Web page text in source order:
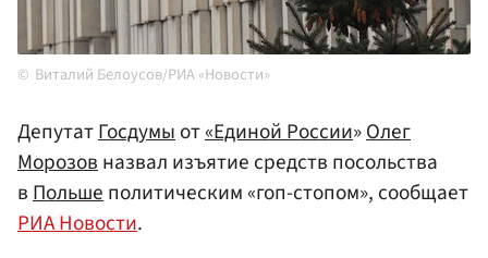
Виталий Белоусов/РИА «Новости»
ДепутатГосдумыот«ЕдинойРоссии»Олег
Морозовназвал изъятие средств посольства
вПольшеполитическим «гоп-стопом», сообщает
РИА Новости.